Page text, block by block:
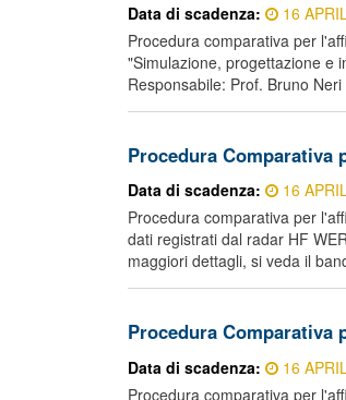
Data di scadenza:
16
Procedura comparativa per
"Simulazione, progettazione e
Responsabile: Prof. Bruno
Procedura Comparativa
Data di scadenza:
16
Procedura comparativa per
dati registrati dal radar HF
maggiori dettagli, si veda il
Procedura Comparativa
Data di scadenza:
16
Procedura comparativa per